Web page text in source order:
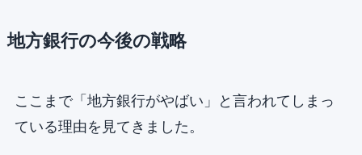
地方銀行の今後の戦略
ここまで「地方銀行がやばい」と言われてしまっ
ている理由を見てきました。